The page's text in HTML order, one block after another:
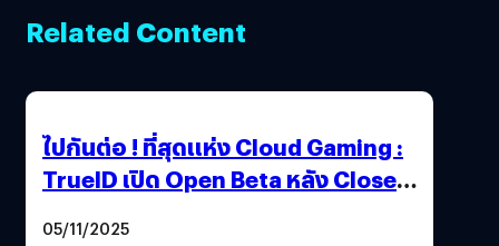
Related Content
ไปกันต่อ ! ที่สุดแห่ง Cloud Gaming :
TrueID เปิด Open Beta หลัง Close
05/11/2025